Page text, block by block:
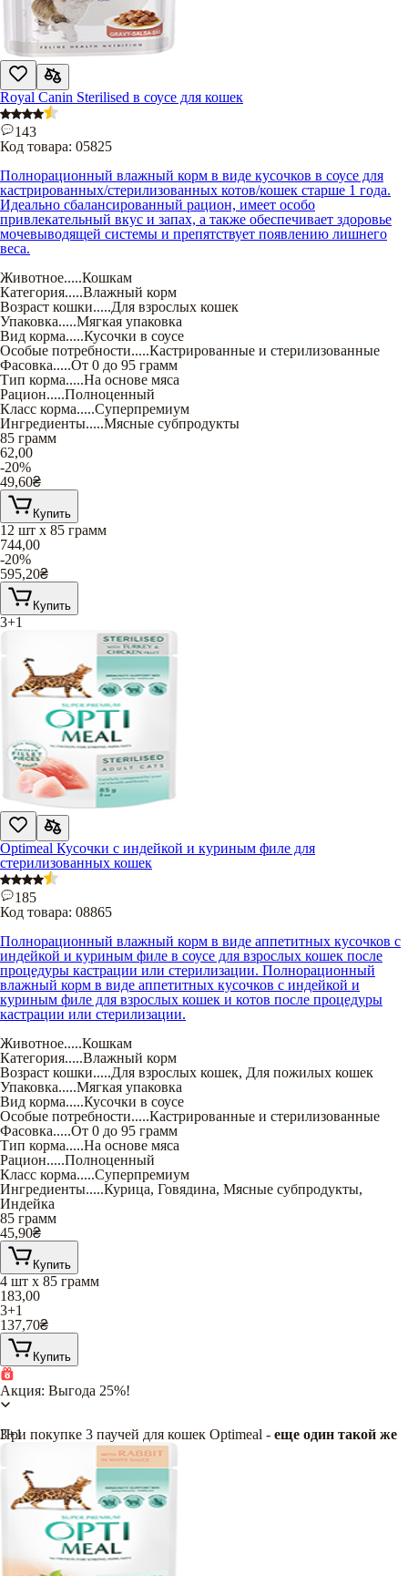
Royal Canin Sterilised в соусе для кошек
143
Код товара: 05825
Полнорационный влажный корм в виде кусочков в соусе для
кастрированных/стерилизованных котов/кошек старше 1 года.
Идеально сбалансированный рацион, имеет особо
привлекательный вкус и запах, а также обеспечивает здоровье
мочевыводящей системы и препятствует появлению лишнего
веса.
Животное.....Кошкам
Категория.....Влажный корм
Возраст кошки.....Для взрослых кошек
Упаковка.....Мягкая упаковка
Вид корма.....Кусочки в соусе
Особые потребности.....Кастрированные и стерилизованные
Фасовка.....От 0 до 95 грамм
Тип корма.....На основе мяса
Рацион.....Полноценный
Класс корма.....Суперпремиум
Ингредиенты.....Мясные субпродукты
85 грамм
62,00
-20%
49,60₴
Купить
12 шт х 85 грамм
744,00
-20%
595,20₴
Купить
3+1
Optimeal Кусочки с индейкой и куриным филе для
стерилизованных кошек
185
Код товара: 08865
Полнорационный влажный корм в виде аппетитных кусочков с
индейкой и куриным филе в соусе для взрослых кошек после
процедуры кастрации или стерилизации. Полнорационный
влажный корм в виде аппетитных кусочков с индейкой и
куриным филе для взрослых кошек и котов после процедуры
кастрации или стерилизации.
Животное.....Кошкам
Категория.....Влажный корм
Возраст кошки.....Для взрослых кошек, Для пожилых кошек
Упаковка.....Мягкая упаковка
Вид корма.....Кусочки в соусе
Особые потребности.....Кастрированные и стерилизованные
Фасовка.....От 0 до 95 грамм
Тип корма.....На основе мяса
Рацион.....Полноценный
Класс корма.....Суперпремиум
Ингредиенты.....Курица, Говядина, Мясные субпродукты,
Индейка
85 грамм
45,90₴
Купить
4 шт х 85 грамм
183,00
3+1
137,70₴
Купить
Акция: Выгода 25%!
При покупке 3 паучей для кошек Optimeal - еще один такой же
3+1